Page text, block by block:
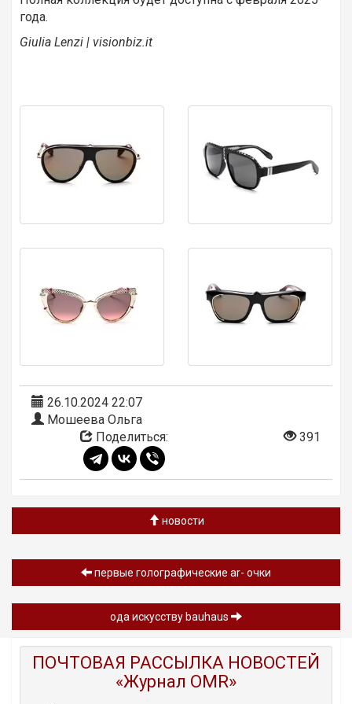
года.
Giulia Lenzi | visionbiz.it
26.10.2024 22:07
Мошеева Ольга
Поделиться:
391
новости
первые голографические ar- очки
ода искусству bauhaus
ПОЧТОВАЯ РАССЫЛКА НОВОСТЕЙ
«Журнал OMR»